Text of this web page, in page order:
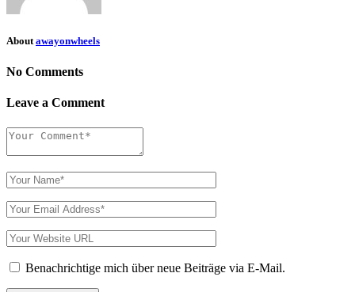
About awayonwheels
No Comments
Leave a Comment
Benachrichtige mich über neue Beiträge via E-Mail.